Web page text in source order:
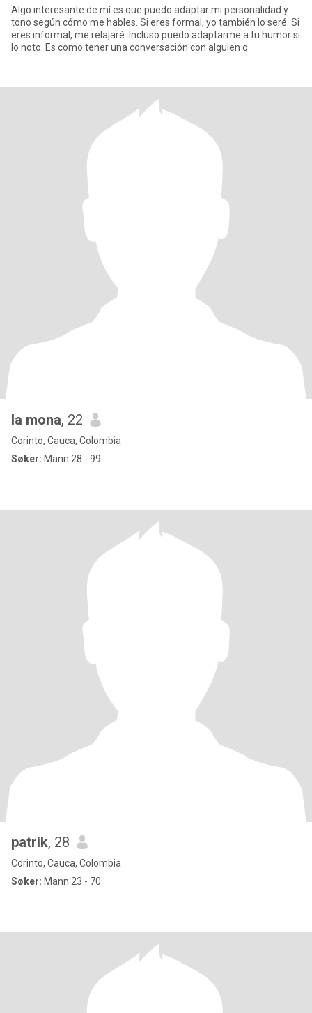
Algo interesante de mí es que puedo adaptar mi personalidad y
tono según cómo me hables. Si eres formal, yo también lo seré. Si
eres informal, me relajaré. Incluso puedo adaptarme a tu humor si
lo noto. Es como tener una conversación con alguien q
la mona, 22
Corinto, Cauca, Colombia
Søker: Mann 28 - 99
patrik, 28
Corinto, Cauca, Colombia
Søker: Mann 23 - 70